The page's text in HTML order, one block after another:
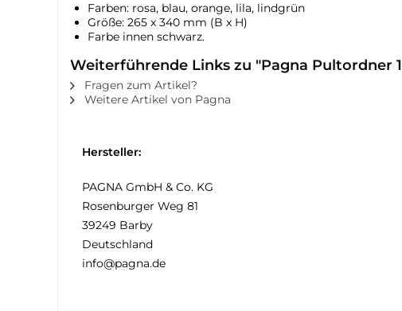
Farben: rosa, blau, orange, lila, lindgrün
Größe: 265 x 340 mm (B x H)
Farbe innen schwarz.
Weiterführende Links zu "Pagna Pultordner
Fragen zum Artikel?
Weitere Artikel von Pagna
Hersteller:
PAGNA GmbH & Co. KG
Rosenburger Weg 81
39249 Barby
Deutschland
info@pagna.de